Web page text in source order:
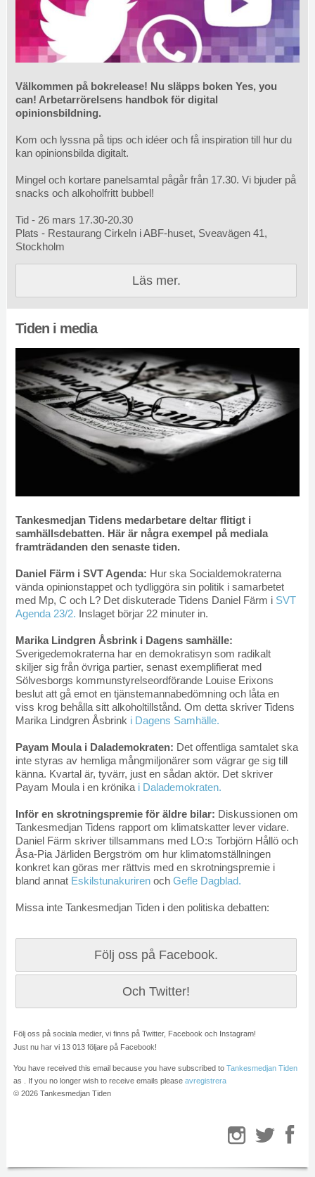
Välkommen på bokrelease! Nu släpps boken Yes, you
can! Arbetarrörelsens handbok för digital
opinionsbildning.
Kom och lyssna på tips och idéer och få inspiration till hur du
kan opinionsbilda digitalt.
Mingel och kortare panelsamtal pågår från 17.30. Vi bjuder på
snacks och alkoholfritt bubbel!
Tid - 26 mars 17.30-20.30
Plats - Restaurang Cirkeln i ABF-huset, Sveavägen 41,
Stockholm
Läs mer.
Tiden i media
Tankesmedjan Tidens medarbetare deltar flitigt i
samhällsdebatten. Här är några exempel på mediala
framträdanden den senaste tiden.
Daniel Färm i SVT Agenda: Hur ska Socialdemokraterna
vända opinionstappet och tydliggöra sin politik i samarbetet
med Mp, C och L? Det diskuterade Tidens Daniel Färm i SVT
Agenda 23/2. Inslaget börjar 22 minuter in.
Marika Lindgren Åsbrink i Dagens samhälle:
Sverigedemokraterna har en demokratisyn som radikalt
skiljer sig från övriga partier, senast exemplifierat med
Sölvesborgs kommunstyrelseordförande Louise Erixons
beslut att gå emot en tjänstemannabedömning och låta en
viss krog behålla sitt alkoholtillstånd. Om detta skriver Tidens
Marika Lindgren Åsbrink i Dagens Samhälle.
Payam Moula i Dalademokraten: Det offentliga samtalet ska
inte styras av hemliga mångmiljonärer som vägrar ge sig till
känna. Kvartal är, tyvärr, just en sådan aktör. Det skriver
Payam Moula i en krönika i Dalademokraten.
Inför en skrotningspremie för äldre bilar: Diskussionen om
Tankesmedjan Tidens rapport om klimatskatter lever vidare.
Daniel Färm skriver tillsammans med LO:s Torbjörn Hållö och
Åsa-Pia Järliden Bergström om hur klimatomställningen
konkret kan göras mer rättvis med en skrotningspremie i
bland annat Eskilstunakuriren och Gefle Dagblad.
Missa inte Tankesmedjan Tiden i den politiska debatten:
Följ oss på Facebook.
Och Twitter!
Följ oss på sociala medier, vi finns på Twitter, Facebook och Instagram!
Just nu har vi 13 013 följare på Facebook!
You have received this email because you have subscribed to Tankesmedjan Tiden
as
. If you no longer wish to receive emails please avregistrera
© 2026 Tankesmedjan Tiden